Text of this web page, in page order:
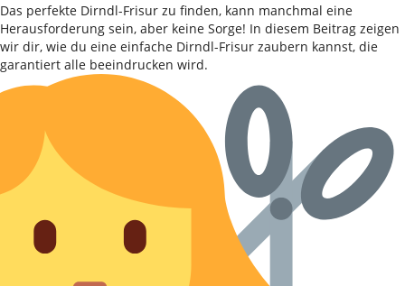
Das perfekte Dirndl-Frisur zu finden, kann manchmal eine
Herausforderung sein, aber keine Sorge! In diesem Beitrag zeigen
wir dir, wie du eine einfache Dirndl-Frisur zaubern kannst, die
garantiert alle beeindrucken wird.